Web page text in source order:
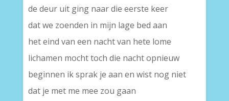
de deur uit ging naar die eerste keer
dat we zoenden in mijn lage bed aan
het eind van een nacht van hete lome
lichamen mocht toch die nacht opnieuw
beginnen ik sprak je aan en wist nog niet
dat je met me mee zou gaan